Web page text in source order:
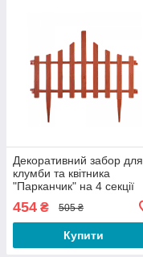
Декоративний забор для
клумби та квітника
"Парканчик" на 4 секції
пластикова (теракот)
454 ₴ 505 ₴
Купити